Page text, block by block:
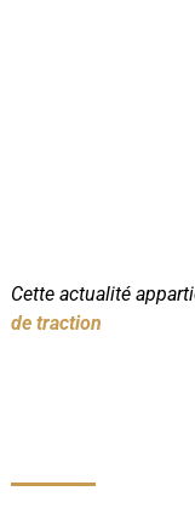
Cette actualité
de traction